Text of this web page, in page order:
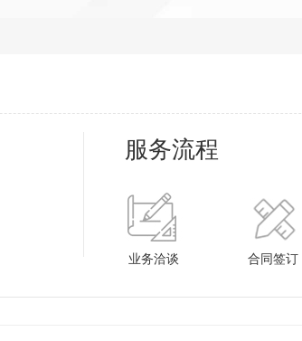
服务流程
业务洽谈 合同签订